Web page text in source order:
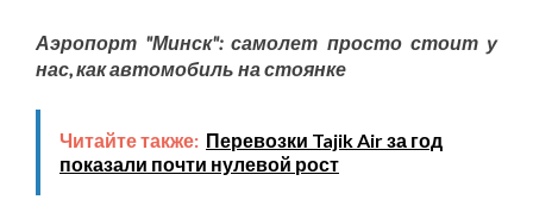
Аэропорт "Минск": самолет просто стоит у
нас, как автомобиль на стоянке
Читайте также: Перевозки Tajik Air за год
показали почти нулевой рост